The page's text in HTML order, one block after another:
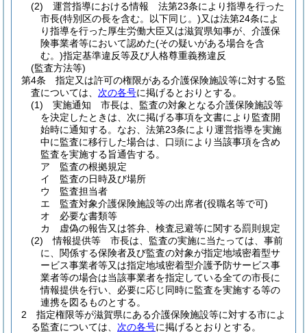
(2)
運営指導における情報 法第23条により指導を行った
市長(特別区の長を含む。以下同じ。)又は法第24条によ
り指導を行った厚生労働大臣又は滋賀県知事が、介護保
険事業者等において認めた(その疑いがある場合を含
む。)指定基準違反等及び人格尊重義務違反
(監査方法等)
第4条
指定又は許可の権限がある介護保険施設等に対する監
査については、 次の各号に掲げるとおりとする。
(1)
実施通知 市長は、監査の対象となる介護保険施設等
を決定したときは、次に掲げる事項を文書により監査開
始時に通知する。 なお、法第23条により運営指導を実施
中に監査に移行した場合は、口頭により当該事項を含め
監査を実施する旨通告する。
ア
監査の根拠規定
イ
監査の日時及び場所
ウ
監査担当者
エ
監査対象介護保険施設等の出席者(役職名等で可)
オ
必要な書類等
カ
虚偽の報告又は答弁、検査忌避等に関する罰則規定
(2)
情報提供等 市長は、監査の実施に当たっては、事前
に、関係する保険者及び監査の対象が指定地域密着型サ
ービス事業者等又は指定地域密着型介護予防サービス事
業者等の場合は当該事業者を指定している全ての市長に
情報提供を行い、必要に応じ同時に監査を実施する等の
連携を図るものとする。
2
指定権限等が滋賀県にある介護保険施設等に対する市によ
る監査については、 次の各号に掲げるとおりとする。